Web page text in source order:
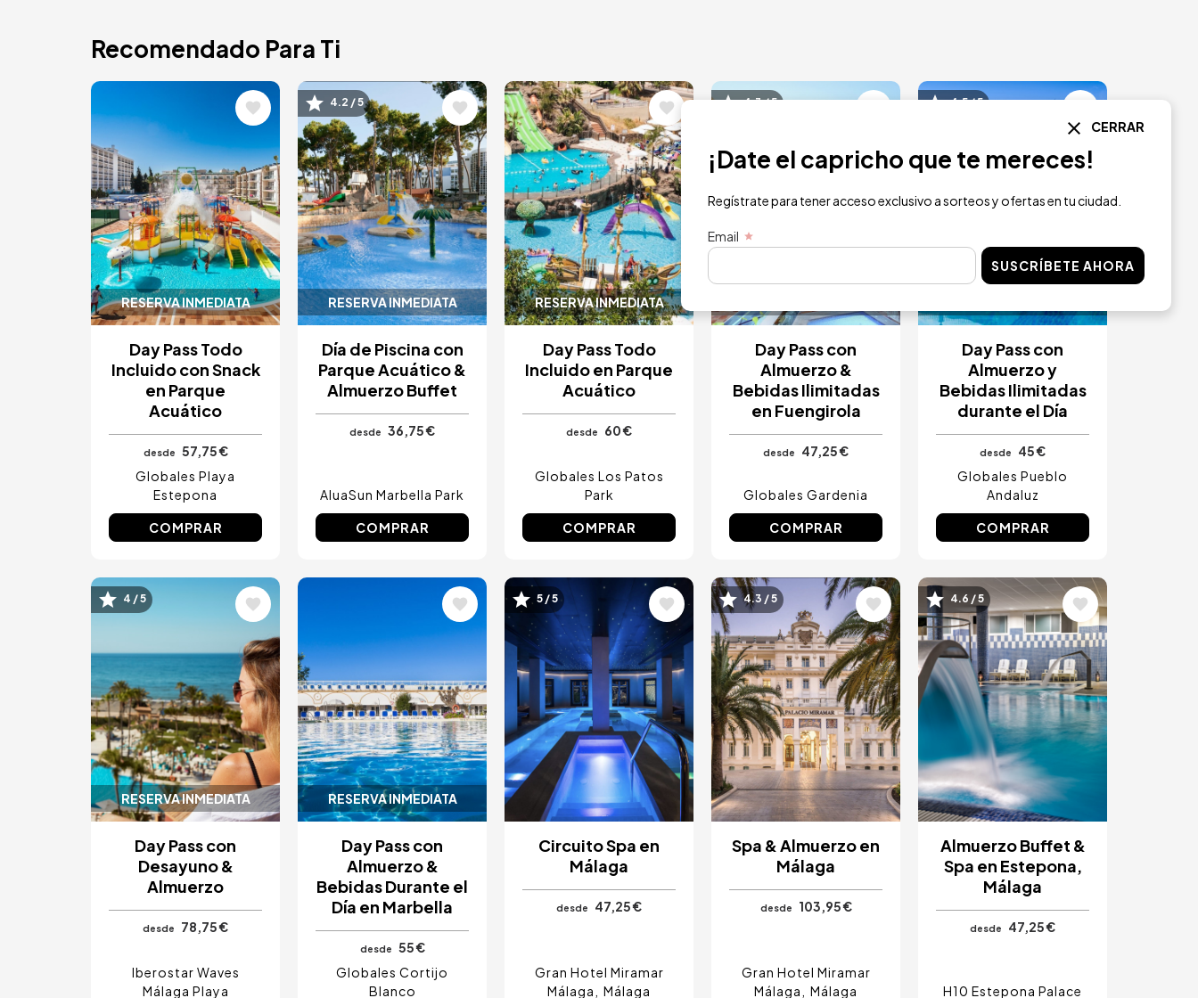
Recomendado Para Ti
RESERVA INMEDIATA
Day Pass Todo
Incluido con Snack
en Parque
Acuático
desde
57,75 €
Globales Playa
Estepona
COMPRAR
RESERVA INMEDIATA
Image
4.2 / 5
Día de Piscina con
Parque Acuático &
Almuerzo Buffet
desde 36,75 €
AluaSun Marbella Park
COMPRAR
RESERVA INMEDIATA
Image
Day Pass Todo
Incluido en Parque
Acuático
desde 60 €
Globales Los Patos
Park
COMPRAR
Image
4.3 / 5
Day Pass con
Almuerzo &
Bebidas Ilimitadas
en Fuengirola
desde 47,25 €
Globales Gardenia
COMPRAR
Image
4.5 / 5
Day Pass con
Almuerzo y
Bebidas Ilimitadas
durante el Día
desde
45 €
Globales Pueblo
Andaluz
COMPRAR
RESERVA INMEDIATA
Image
4 / 5
Day Pass con
Desayuno &
Almuerzo
desde 78,75 €
Iberostar Waves
Málaga Playa
RESERVA INMEDIATA
Day Pass con
Almuerzo &
Bebidas Durante el
Día en Marbella
desde
55 €
Globales Cortijo
Blanco
Image
5 / 5
Circuito Spa en
Málaga
desde 47,25 €
Gran Hotel Miramar
Málaga
Málaga
Image
4.3 / 5
Spa & Almuerzo en
Málaga
desde 103,95 €
Gran Hotel Miramar
Málaga
Málaga
Image
4.6 / 5
Almuerzo Buffet &
Spa en Estepona,
Málaga
desde 47,25 €
H10 Estepona Palace
CERRAR
¡Date el capricho que te mereces!
Regístrate para tener acceso exclusivo a sorteos y ofertas en tu ciudad.
Email
SUSCRÍBETE AHORA